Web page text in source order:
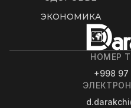
ЭКОНОМИКА
НОМЕР
+998 97